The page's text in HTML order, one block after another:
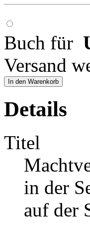
Buch für
Versand
In den Warenkorb
Details
Titel
in der
auf der